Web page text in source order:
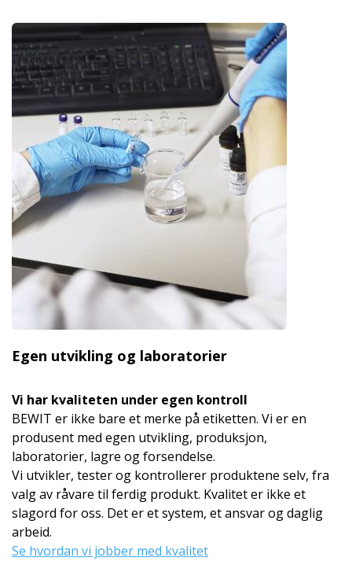
Egen utvikling og laboratorier
Vi har kvaliteten under egen kontroll
BEWIT er ikke bare et merke på etiketten. Vi er en
produsent med egen utvikling, produksjon,
laboratorier, lagre og forsendelse.
Vi utvikler, tester og kontrollerer produktene selv, fra
valg av råvare til ferdig produkt. Kvalitet er ikke et
slagord for oss. Det er et system, et ansvar og daglig
arbeid.
Se hvordan vi jobber med kvalitet